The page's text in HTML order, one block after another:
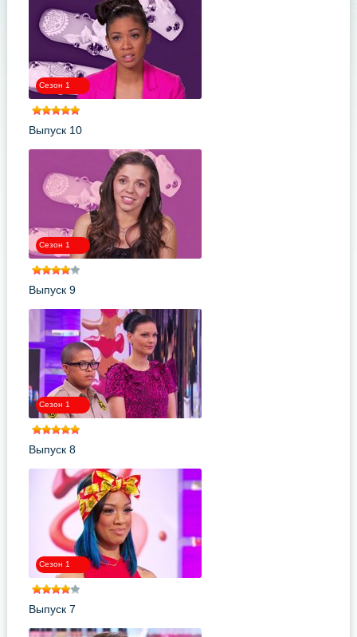
Сезон 1
Выпуск 10
Сезон 1
Выпуск 9
Сезон 1
Выпуск 8
Сезон 1
Выпуск 7